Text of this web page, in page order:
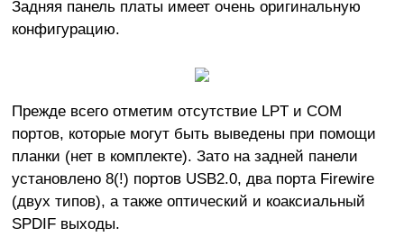
Задняя панель платы имеет очень оригинальную
конфигурацию.
Прежде всего отметим отсутствие LPT и COM
портов, которые могут быть выведены при помощи
планки (нет в комплекте). Зато на задней панели
установлено 8(!) портов USB2.0, два порта Firewire
(двух типов), а также оптический и коаксиальный
SPDIF выходы.